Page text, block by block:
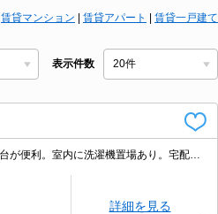
賃貸マンション 賃貸アパート 賃貸一戸建て
表示件数
詳細を見る